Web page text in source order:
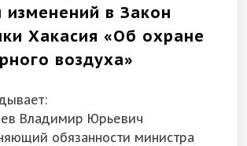
изменений в Закон
Хакасия «Об охране
воздуха»
Владимир Юрьевич
обязанности министра